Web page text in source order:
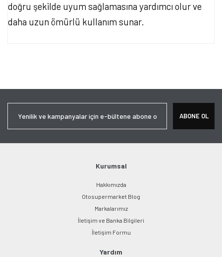
doğru şekilde uyum sağlamasına yardımcı olur ve
daha uzun ömürlü kullanım sunar.
Ürün açıklamasında eksik bilgiler bulunuyor.
Bu ürüne benzer farklı alternatifler olmalı.
Gönder
ABONE OL
Kurumsal
Hakkımızda
Otosupermarket Blog
Markalarımız
İletişim ve Banka Bilgileri
İletişim Formu
Yardım